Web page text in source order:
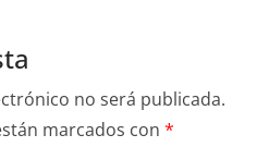
no será publicada.
marcados con *